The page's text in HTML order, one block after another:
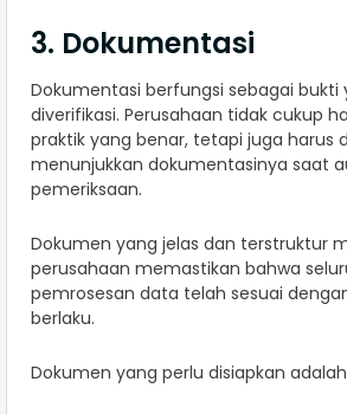
3. Dokumentasi
Dokumentasi berfungsi sebagai bukti
diverifikasi. Perusahaan tidak cukup
praktik yang benar, tetapi juga harus
menunjukkan dokumentasinya saat
pemeriksaan.
Dokumen yang jelas dan terstruktur
perusahaan memastikan bahwa
pemrosesan data telah sesuai
berlaku.
Dokumen yang perlu disiapkan